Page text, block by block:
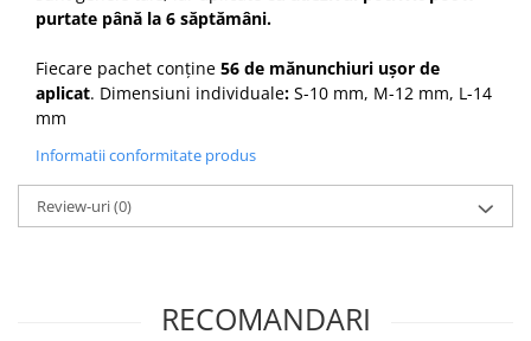
purtate până la 6 săptămâni.
Fiecare pachet conține 56 de mănunchiuri ușor de
aplicat. Dimensiuni individuale: S-10 mm, M-12 mm, L-14
mm
Informatii conformitate produs
Review-uri(0)
RECOMANDARI